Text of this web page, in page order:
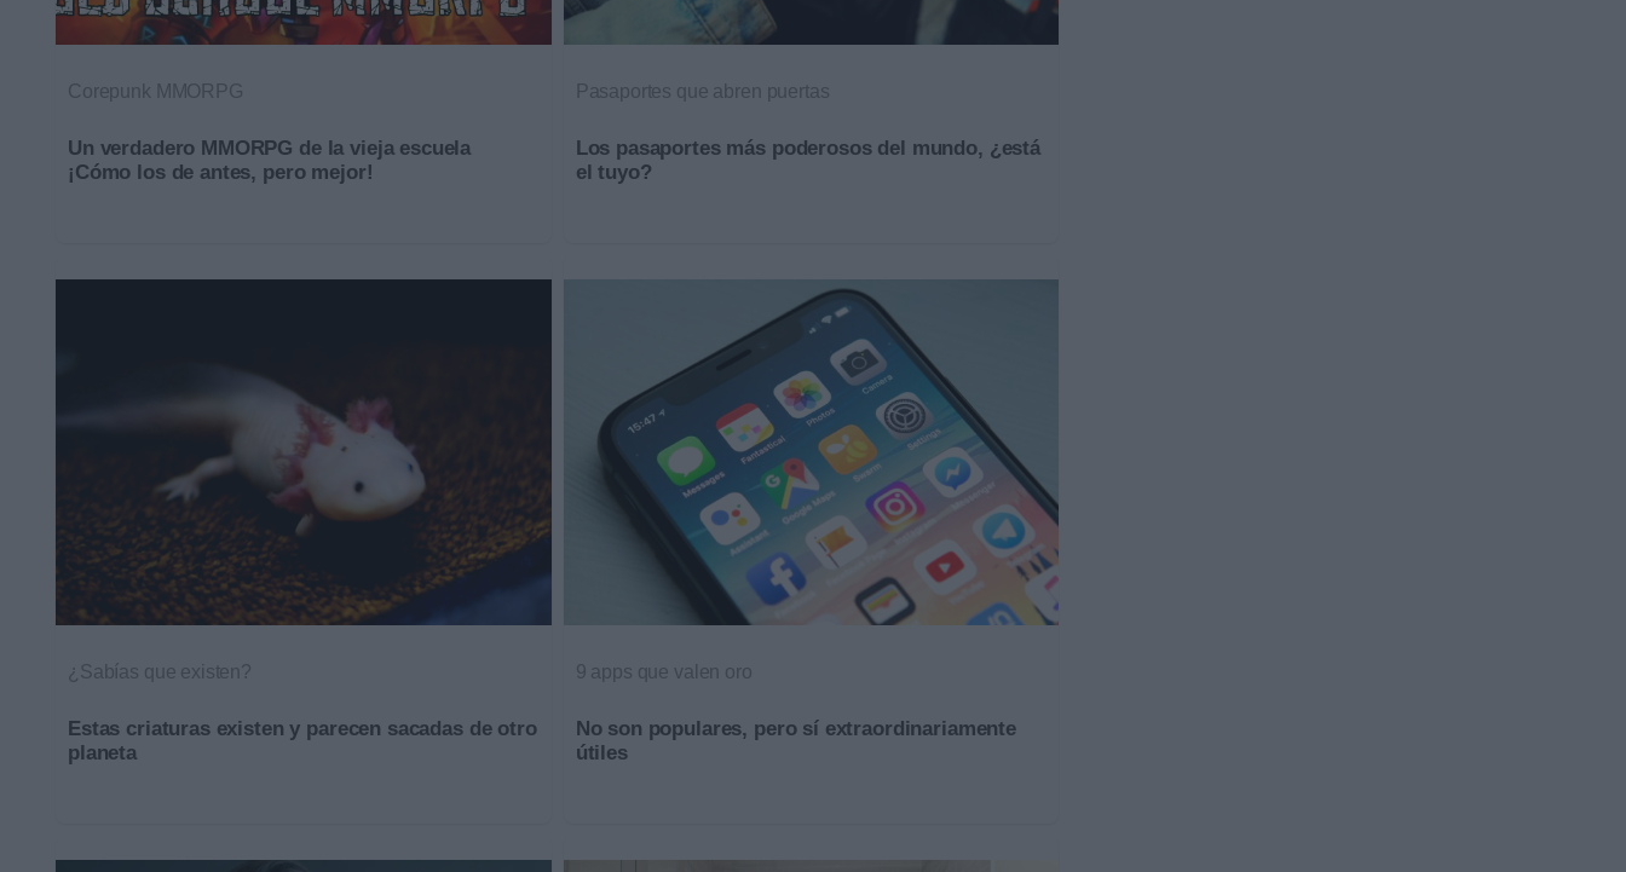
Corepunk MMORPG
Un verdadero MMORPG de la vieja escuela
¡Cómo los de antes, pero mejor!
Pasaportes que abren puertas
Los pasaportes más poderosos del mundo, ¿está
el tuyo?
¿Sabías que existen?
Estas criaturas existen y parecen sacadas de otro
planeta
9 apps que valen oro
No son populares, pero sí extraordinariamente
útiles